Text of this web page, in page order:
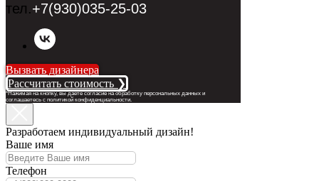
тел.+7(930)035-25-03
Вызвать дизайнера
Рассчитать стоимость ❯
*Нажимая на кнопку, вы даете согласие на обработку персональных данных и
соглашаетесь с политикой конфиденциальности.
Разработаем индивидуальный дизайн!
Ваше имя
Телефон